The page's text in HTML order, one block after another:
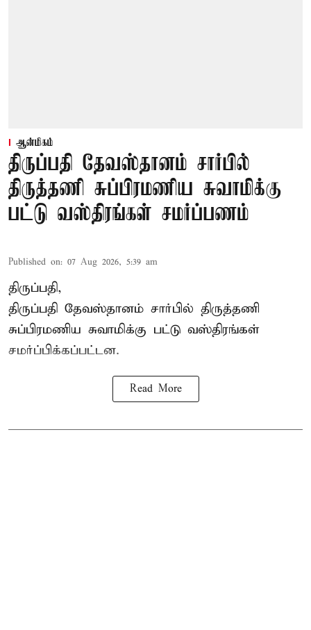
ஆன்மிகம்
திருப்பதி தேவஸ்தானம் சார்பில்
திருத்தணி சுப்பிரமணிய சுவாமிக்கு
பட்டு வஸ்திரங்கள் சமர்ப்பணம்
Published on: 07 Aug 2026, 5:39 am
திருப்பதி,
திருப்பதி தேவஸ்தானம் சார்பில் திருத்தணி
சுப்பிரமணிய சுவாமிக்கு பட்டு வஸ்திரங்கள்
சமர்ப்பிக்கப்பட்டன.
Read More